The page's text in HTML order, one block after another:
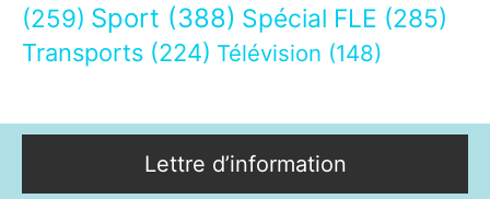
(259) Sport (388) Spécial FLE (285)
Transports (224) Télévision (148)
Lettre d’information